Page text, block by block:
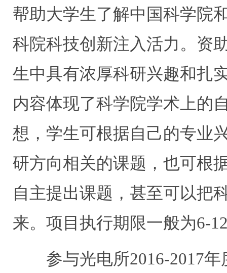
帮助大学生了解中国科学院
科院科技创新注入活力。 资
生中具有浓厚科研兴趣和扎
内容体现了科学院学术上的
想， 学生可根据自己的专业
研方向相关的课题 ， 也可根
自主提出课题 ，甚至可以把
来。 项目执行期限一般为6-
参与光电所2016-2017